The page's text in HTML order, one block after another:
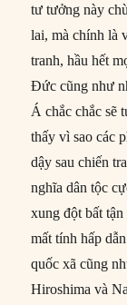
tư tưởng này
lai, mà chính là
tranh, hầu hết
Đức cũng như
Á chắc chắc sẽ
thấy vì sao các
dậy sau chiến
nghĩa dân tộc
xung đột bất tận
mất tính hấp
quốc xã cũng
Hiroshima và